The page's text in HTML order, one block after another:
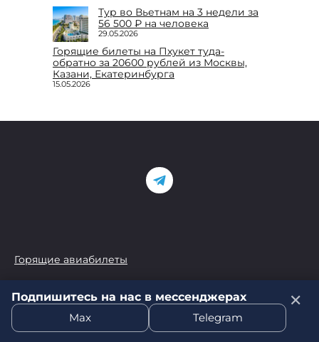
Тур во Вьетнам на 3 недели за
56 500 ₽ на человека
29.05.2026
Горящие билеты на Пхукет туда-
обратно за 20600 рублей из Москвы,
Казани, Екатеринбурга
15.05.2026
Горящие авиабилеты
Как купить тур
Подпишитесь на нас в мессенджерах
Max
Telegram
✕